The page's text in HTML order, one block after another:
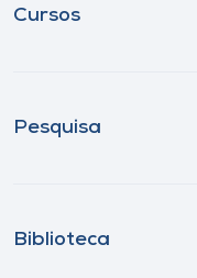
Cursos
Pesquisa
Biblioteca